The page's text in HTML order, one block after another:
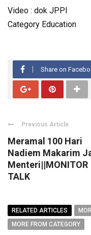
Video : dok JPPI
Category Education
Share on
Previous Article
Meramal 100 Hari
Nadiem Makarim
Menteri||MONITOR
TALK
RELATED ARTICLES
MORE FROM CATEGORY